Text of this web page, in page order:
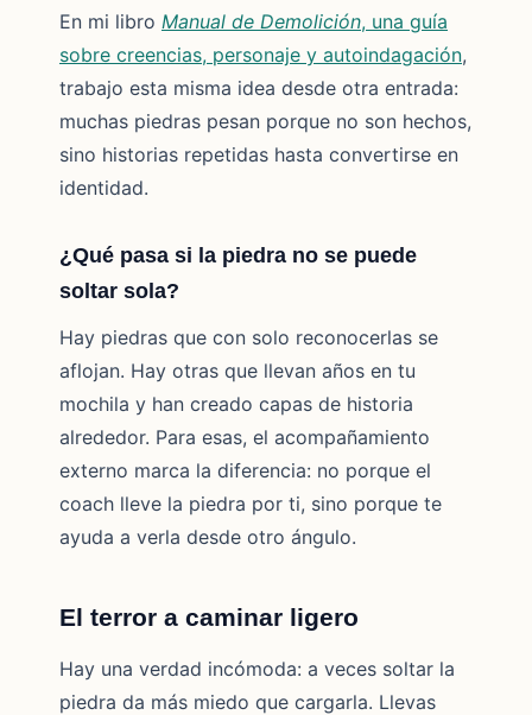
En mi libro Manual de Demolición, una guía
sobre creencias, personaje y autoindagación,
trabajo esta misma idea desde otra entrada:
muchas piedras pesan porque no son hechos,
sino historias repetidas hasta convertirse en
identidad.
¿Qué pasa si la piedra no se puede
soltar sola?
Hay piedras que con solo reconocerlas se
aflojan. Hay otras que llevan años en tu
mochila y han creado capas de historia
alrededor. Para esas, el acompañamiento
externo marca la diferencia: no porque el
coach lleve la piedra por ti, sino porque te
ayuda a verla desde otro ángulo.
El terror a caminar ligero
Hay una verdad incómoda: a veces soltar la
piedra da más miedo que cargarla. Llevas